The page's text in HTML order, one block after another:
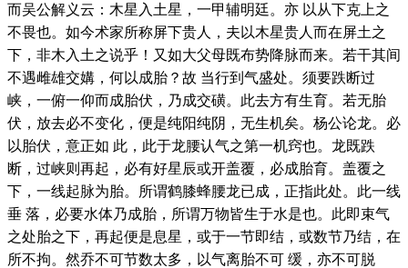
而吴公解义云：木星入土星，一甲辅明廷。亦 以从下克上之
不畏也。如今术家所称屏下贵人，夫以木星贵人而在屏土之
下，非木入土之说乎！又如大父母既布势降脉而来。若干其间
不遇雌雄交媾，何以成胎？故 当行到气盛处。须要跌断过
峡，一俯一仰而成胎伏，乃成交磺。此去方有生育。若无胎
伏，放去必不变化，便是纯阳纯阴，无生机矣。杨公论龙。必
以胎伏，意正如 此，此于龙腰认气之第一机窍也。龙既跌
断，过峡则再起，必有好星辰或开盖覆，必成胎育。盖覆之
下，一线起脉为胎。所谓鹤膝蜂腰龙已成，正指此处。此一线
垂 落，必要水体乃成胎，所谓万物皆生于水是也。此即束气
之处胎之下，再起便是息星，或于一节即结，或数节乃结，在
所不拘。然乔不可节数太多，以气离胎不可 缓，亦不可脱